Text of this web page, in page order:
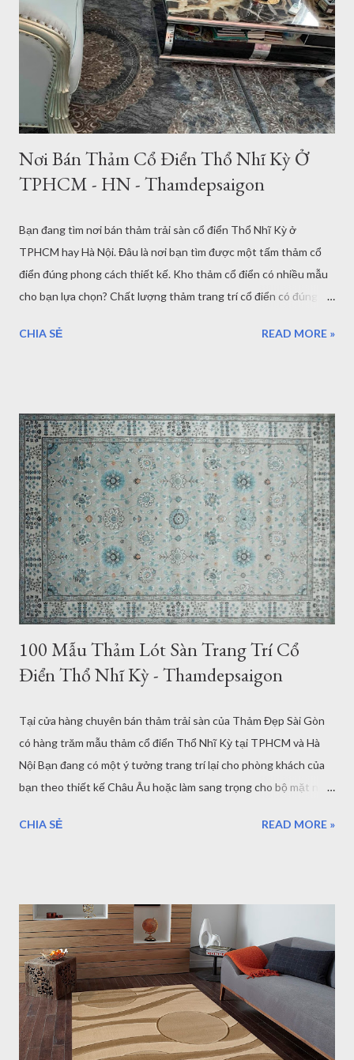
Châu Âu. Đây là một trong những mẫu đẹp mắt nhất tại Kho
thảm đẹp tại Sài Gòn - Hà Nội. Họa tiết hoa văn hài hòa căn đối.
Các tông màu nhẹ nhàng có thể trang trí lót sàn cho phòng
khách dù là cổ điển hay hiện đại đều có thể kết hợp được với
mẫu th...
Nơi Bán Thảm Cổ Điển Thổ Nhĩ Kỳ Ở
TPHCM - HN - Thamdepsaigon
Bạn đang tìm nơi bán thảm trải sàn cổ điển Thổ Nhĩ Kỳ ở
TPHCM hay Hà Nội. Đâu là nơi bạn tìm được một tấm thảm cổ
điển đúng phong cách thiết kế. Kho thảm cổ điển có nhiều mẫu
cho bạn lựa chọn? Chất lượng thảm trang trí cổ điển có đúng
Showroom và kho thảm đẹp tại TPHCM hoặc Hà Nội của chúng
bản thân mà còn dành một sự ưu ái đặc biệt cho không gian
sống của mình. Thảm cổ điển Thổ Nhĩ Kỳ có mặt tại TPHCM
Ảnh của một khách hàng đã gửi lại ảnh cho Thảm Đẹp 1. Thảm
Cổ Điển Thổ Nhĩ Kỳ tại TPHCM - Hà Nội Sử dụng thảm trải
sàn là một ý tưởng khá hay nếu bạn muốn sở hữu một sự sang
trọng, trang nhã cho phòng khách, sự ấm áp dịu dàng cho phòng
ngủ, ...
CHIA SẺ READ MORE »
100 Mẫu Thảm Lót Sàn Trang Trí Cổ
Điển Thổ Nhĩ Kỳ - Thamdepsaigon
Tại cửa hàng chuyên bán thảm trải sàn của Thảm Đẹp Sài Gòn
có hàng trăm mẫu thảm cổ điển Thổ Nhĩ Kỳ tại TPHCM và Hà
Nội Bạn đang có một ý tưởng trang trí lại cho phòng khách của
bạn theo thiết kế Châu Âu hoặc làm sang trọng cho bộ mặt ngôi
vời cho Decor phòng khách đẹp. Dưới đây là một số ý tưởng với
10%. Cùng điểm qua các mẫu thảm cổ điển Đẹp dưới đây: Nội
dung bài viết: Giới thiệu về thảm cổ điển và vì sao thảm cổ điển
được ưa dùng trong biệt thự, villa... Cách chọn thảm cổ điển
Kích thước thảm cổ điển Giới thiệu các mẫu thảm trang trí cổ
điển Thổ Nhĩ Kỳ đang bán tại TPHCM và Hà Nội Vì sao bạn nên
mua thảm cổ điển tại Thảm Đẹp Sài Gòn Khi tới một biệt thự
hoặc một không gian sang trọng cao cấp chúng ta thường hay
CHIA SẺ READ MORE »